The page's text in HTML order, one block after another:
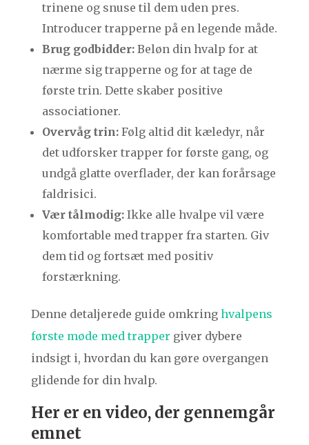
trinene og snuse til dem uden pres.
Introducer trapperne på en legende måde.
Brug godbidder:Beløn din hvalp for at
nærme sig trapperne og for at tage de
første trin. Dette skaber positive
associationer.
Overvåg trin:Følg altid dit kæledyr, når
det udforsker trapper for første gang, og
undgå glatte overflader, der kan forårsage
faldrisici.
Vær tålmodig:Ikke alle hvalpe vil være
komfortable med trapper fra starten. Giv
dem tid og fortsæt med positiv
forstærkning.
Denne detaljerede guide omkring hvalpens
første møde med trapper giver dybere
indsigt i, hvordan du kan gøre overgangen
glidende for din hvalp.
Her er en video, der gennemgår
emnet